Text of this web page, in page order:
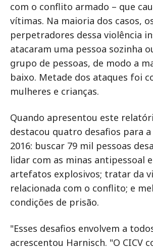
com o conflito armado – que
vítimas. Na maioria dos casos,
perpetradores dessa violência
atacaram uma pessoa sozinha
grupo de pessoas, de modo a
baixo. Metade dos ataques foi
mulheres e crianças.
Quando apresentou este
destacou quatro desafios para
2016: buscar 79 mil pessoas
lidar com as minas antipessoal
artefatos explosivos; tratar da
relacionada com o conflito; e
condições de prisão.
"Esses desafios envolvem a
acrescentou Harnisch. "O CICV